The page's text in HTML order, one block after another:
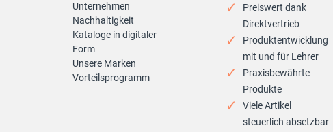
Preiswert dank
Direktvertrieb
Produktentwicklung
mit und für Lehrer
Praxisbewährte
Produkte
Viele Artikel
steuerlich absetzbar
Unternehmen
Nachhaltigkeit
Kataloge in digitaler
Form
Unsere Marken
Vorteilsprogramm